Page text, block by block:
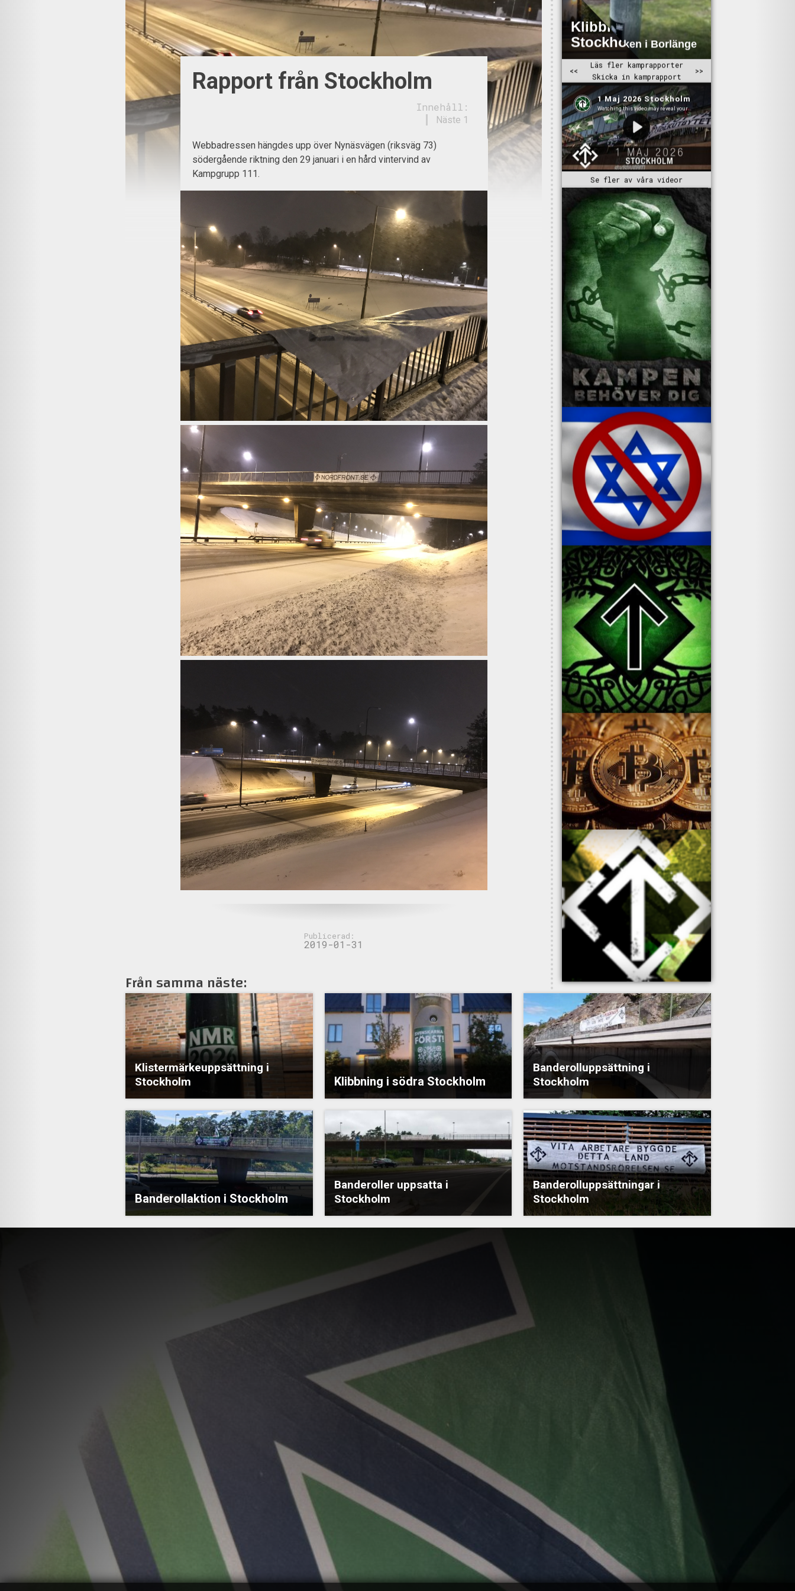
Rapport från Stockholm
Innehåll:
Näste 1
Webbadressen hängdes upp över Nynäsvägen (riksväg 73)
södergående riktning den 29 januari i en hård vintervind av
Kampgrupp 111.
Publicerad:
2019-01-31
Se fler av våra videor
Från samma näste:
Klistermärkeuppsättning i
Stockholm
Klibbning i södra Stockholm
Banderolluppsättning i
Stockholm
Banderollaktion i Stockholm
Banderoller uppsatta i
Stockholm
Banderolluppsättningar i
Stockholm